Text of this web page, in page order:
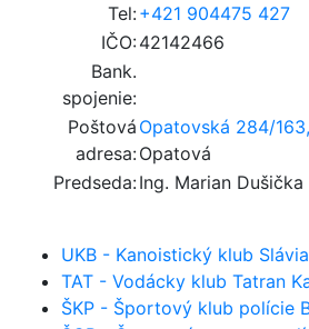
Tel:+421 904475 427
IČO:42142466
Bank.
spojenie:
Poštová
adresa:
Opatovská 284/
Opatová
Predseda:Ing. Marian Dušička
UKB - Kanoistický klub
TAT - Vodácky klub Tatran
ŠKP - Športový klub polície